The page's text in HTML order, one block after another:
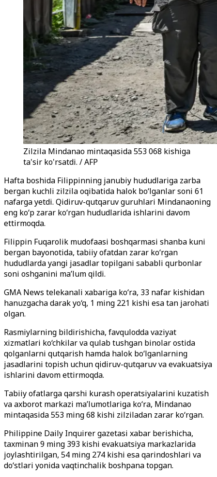
Zilzila Mindanao mintaqasida 553 068 kishiga
ta'sir ko'rsatdi. / AFP
Hafta boshida Filippinning janubiy hududlariga zarba
bergan kuchli zilzila oqibatida halok bo‘lganlar soni 61
nafarga yetdi. Qidiruv-qutqaruv guruhlari Mindanaoning
eng ko‘p zarar ko‘rgan hududlarida ishlarini davom
ettirmoqda.
Filippin Fuqarolik mudofaasi boshqarmasi shanba kuni
bergan bayonotida, tabiiy ofatdan zarar ko‘rgan
hududlarda yangi jasadlar topilgani sababli qurbonlar
soni oshganini ma’lum qildi.
GMA News telekanali xabariga ko‘ra, 33 nafar kishidan
hanuzgacha darak yo‘q, 1 ming 221 kishi esa tan jarohati
olgan.
Rasmiylarning bildirishicha, favqulodda vaziyat
xizmatlari ko‘chkilar va qulab tushgan binolar ostida
qolganlarni qutqarish hamda halok bo‘lganlarning
jasadlarini topish uchun qidiruv-qutqaruv va evakuatsiya
ishlarini davom ettirmoqda.
Tabiiy ofatlarga qarshi kurash operatsiyalarini kuzatish
va axborot markazi ma’lumotlariga ko‘ra, Mindanao
mintaqasida 553 ming 68 kishi zilziladan zarar ko‘rgan.
Philippine Daily Inquirer gazetasi xabar berishicha,
taxminan 9 ming 393 kishi evakuatsiya markazlarida
joylashtirilgan, 54 ming 274 kishi esa qarindoshlari va
do‘stlari yonida vaqtinchalik boshpana topgan.